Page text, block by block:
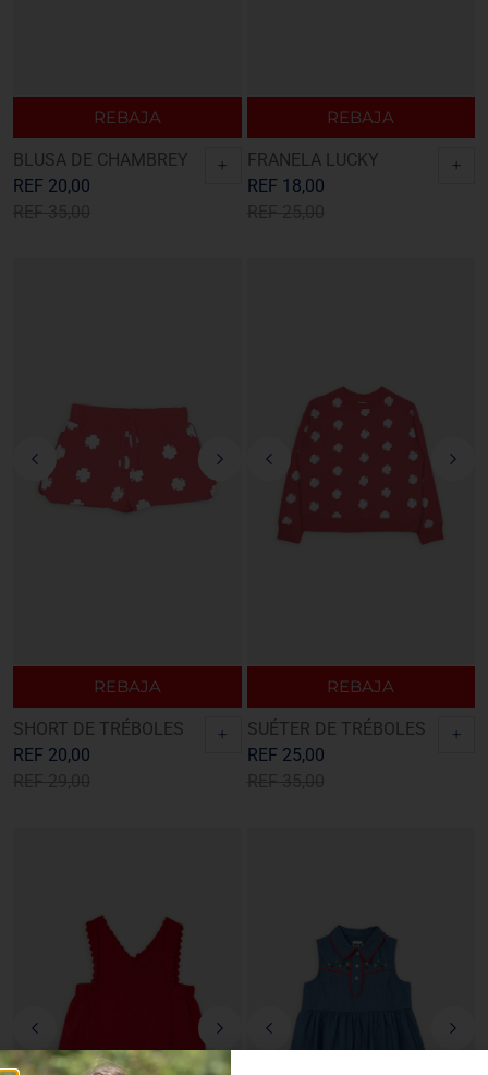
REBAJA
BLUSA DE CHAMBREY
REF 20,00
+
REBAJA
FRANELA LUCKY
REF 18,00
+
REBAJA
SHORT DE TRÉBOLES
REF 20,00
+
REBAJA
SUÉTER DE TRÉBOLES
REF 25,00
+